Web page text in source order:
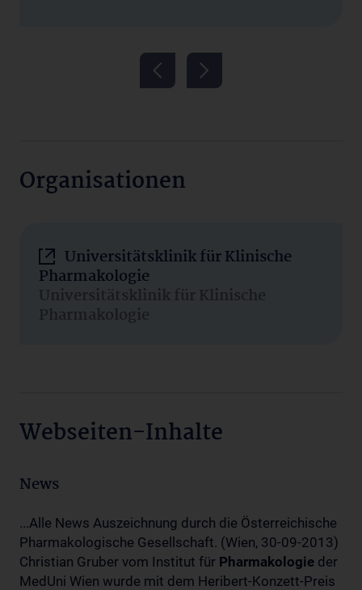
Organisationen
Universitätsklinik für Klinische
Pharmakologie
Universitätsklinik für Klinische
Pharmakologie
Webseiten-Inhalte
News
...Alle News Auszeichnung durch die Österreichische
Pharmakologische Gesellschaft. (Wien, 30-09-2013)
Christian Gruber vom Institut für Pharmakologie der
MedUni Wien wurde mit dem Heribert-Konzett-Preis